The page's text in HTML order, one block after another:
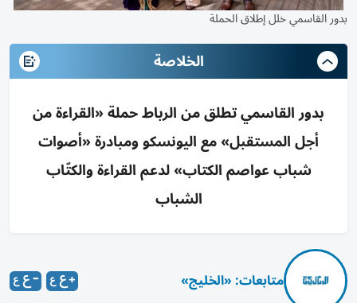
بدور القاسمي خلل إطلاق الحملة
الخلاصة
بدور القاسمي تطلق من الرباط حملة «القراءة من
أجل المستقبل» مع اليونسكو ومبادرة «أصوات
شباب عواصم الكتاب» لدعم القراءة والكتّاب
الشباب
متابعات: «الخليج»